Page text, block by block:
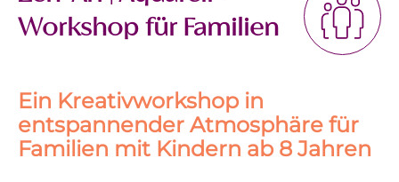
Workshop für Familien
Ein Kreativworkshop in
entspannender Atmosphäre für
Familien mit Kindern ab 8 Jahren